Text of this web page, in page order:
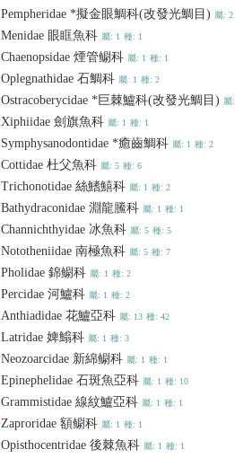
Pempheridae *擬金眼鯛科(改發光鯛目) 屬: 2
Menidae 眼眶魚科 屬: 1 種: 1
Chaenopsidae 煙管鳚科 屬: 1 種: 1
Oplegnathidae 石鯛科 屬: 1 種: 2
Ostracoberycidae *巨棘鱸科(改發光鯛目) 屬
Xiphiidae 劍旗魚科 屬: 1 種: 1
Symphysanodontidae *癒齒鯛科 屬: 1 種: 2
Cottidae 杜父魚科 屬: 5 種: 6
Trichonotidae 絲鰭鱚科 屬: 1 種: 2
Bathydraconidae 淵龍鰧科 屬: 1 種: 1
Channichthyidae 冰魚科 屬: 5 種: 5
Nototheniidae 南極魚科 屬: 5 種: 7
Pholidae 錦鳚科 屬: 1 種: 2
Percidae 河鱸科 屬: 1 種: 2
Anthiadidae 花鱸亞科 屬: 13 種: 42
Latridae 婢䱵科 屬: 1 種: 3
Neozoarcidae 新綿鳚科 屬: 1 種: 1
Epinephelidae 石斑魚亞科 屬: 1 種: 10
Grammistidae 線紋鱸亞科 屬: 1 種: 1
Zaproridae 額鳚科 屬: 1 種: 1
Opisthocentridae 後棘魚科 屬: 1 種: 1